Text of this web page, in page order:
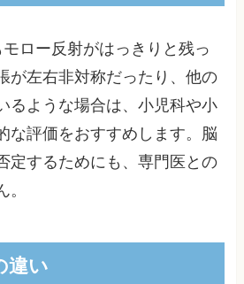
ロー反射がはっきりと残っ
が左右非対称だったり、他の
るような場合は、小児科や小
な評価をおすすめします。脳
定するためにも、専門医との
違い